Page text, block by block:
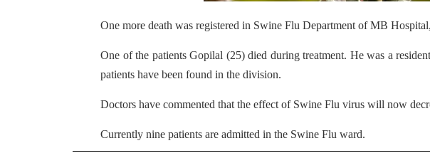
One more death was registered in Swine Flu Department of MB
One of the patients Gopilal (25) died during treatment. He was a
patients have been found in the division.
Doctors have commented that the effect of Swine Flu virus will now
Currently nine patients are admitted in the Swine Flu ward.